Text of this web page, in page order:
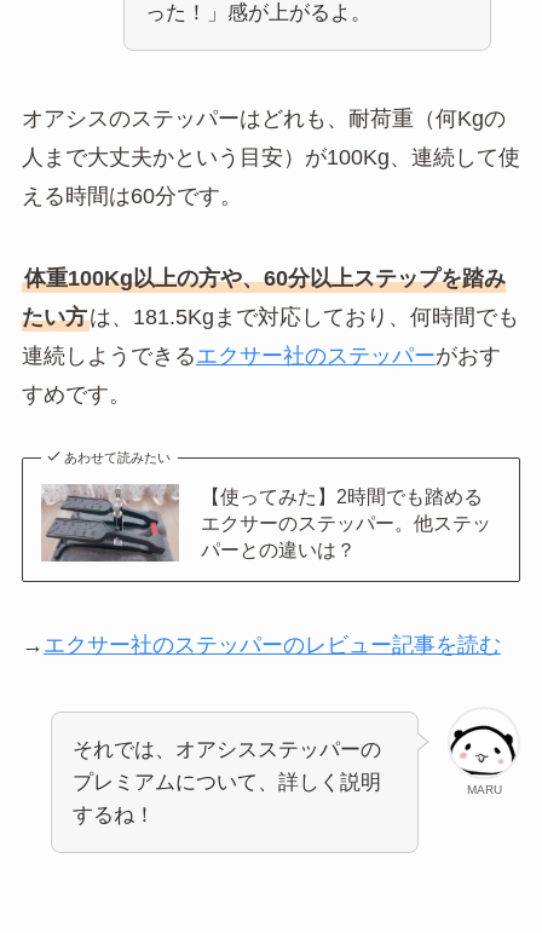
った！」感が上がるよ。
オアシスのステッパーはどれも、耐荷重（何Kgの
人まで大丈夫かという目安）が100Kg、連続して使
える時間は60分です。
体重100Kg以上の方や、60分以上ステップを踏み
たい方は、181.5Kgまで対応しており、何時間でも
連続しようできるエクサー社のステッパーがおす
すめです。
あわせて読みたい
【使ってみた】2時間でも踏める
エクサーのステッパー。他ステッ
パーとの違いは？
→ エクサー社のステッパーのレビュー記事を読む
MARU
それでは、オアシスステッパーの
プレミアムについて、詳しく説明
するね！